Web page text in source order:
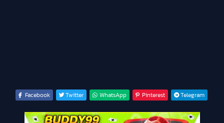
Facebook Twitter WhatsApp Pinterest Telegram